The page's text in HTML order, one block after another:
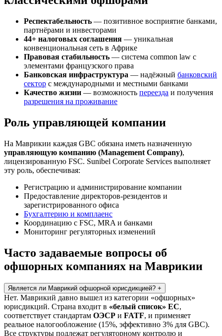
Респектабельность — позитивное восприятие банками,
партнёрами и инвесторами
44+ налоговых соглашения — уникальная
конвенциональная сеть в Африке
Правовая стабильность — система common law с
элементами французского права
Банковская инфраструктура — надёжный банковский
сектор с международными и местными банками
Качество жизни — возможность переезда и получения
разрешения на проживание
Роль управляющей компании
На Маврикии каждая GBC обязана иметь назначенную
управляющую компанию (Management Company),
лицензированную FSC. Sunibel Corporate Services выполняет
эту роль, обеспечивая:
Регистрацию и администрирование компании
Предоставление директоров-резидентов и
зарегистрированного офиса
Бухгалтерию и комплаенс
Координацию с FSC, MRA и банками
Мониторинг регуляторных изменений
Часто задаваемые вопросы об
офшорных компаниях на Маврикии
Является ли Маврикий офшорной юрисдикцией? +
Нет. Маврикий давно вышел из категории «офшорных»
юрисдикций. Страна входит в «белый список» ЕС,
соответствует стандартам ОЭСР и FATF, и применяет
реальное налогообложение (15%, эффективно 3% для GBC).
Все структуры подлежат регуляторному контролю и